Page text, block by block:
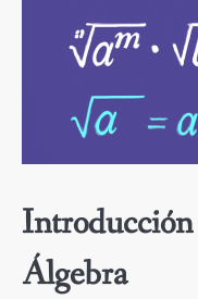
Introducción
Álgebra